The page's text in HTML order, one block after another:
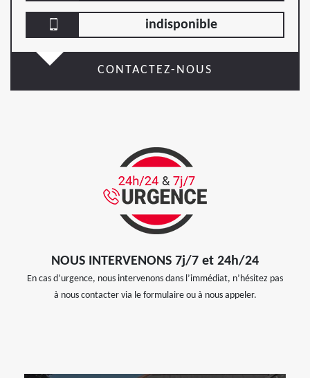
indisponible
CONTACTEZ-NOUS
NOUS INTERVENONS 7j/7 et 24h/24
En cas d’urgence, nous intervenons dans l’immédiat, n’hésitez pas
à nous contacter via le formulaire ou à nous appeler.